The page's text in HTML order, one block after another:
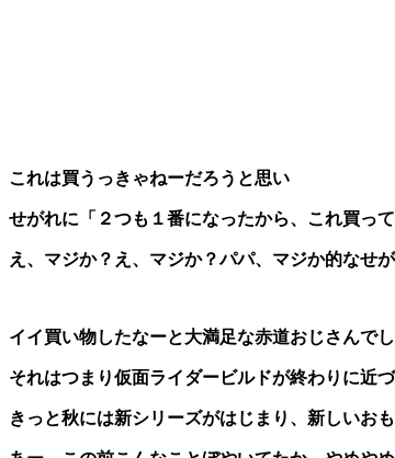
これは買うっきゃねーだろうと思い
せがれに 「２つも１番になったから、これ買っ
え、マジか？え、マジか？パパ、マジか的なせ
イイ買い物したなーと大満足な赤道おじさんでし
それはつまり仮面ライダービルドが終わりに近
きっと秋には新シリーズがはじまり、新しいお